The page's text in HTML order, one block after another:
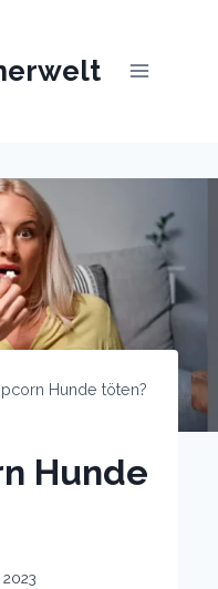
Hunde töten?
Hunde